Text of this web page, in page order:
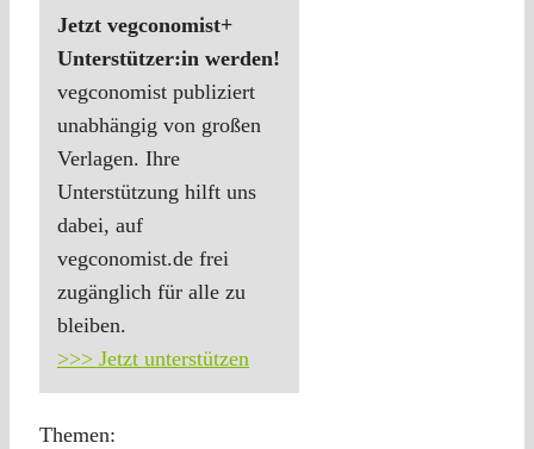
Jetzt vegconomist+
Unterstützer:in werden!
vegconomist publiziert
unabhängig von großen
Verlagen. Ihre
Unterstützung hilft uns
dabei, auf
vegconomist.de frei
zugänglich für alle zu
bleiben.
>>> Jetzt unterstützen
Themen: